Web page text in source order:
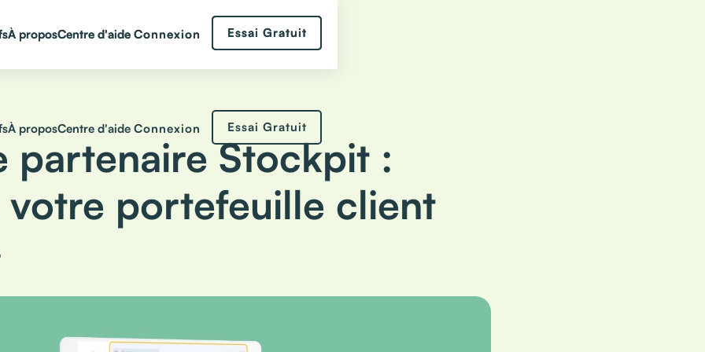
A proposCentre d'aide Connexion Essai Gratuit
À proposCentre d'aide Connexion Essai Gratuit
À proposCentre d'aide Connexion Essai Gratuit
partenaire Stockpit :
votre portefeuille client